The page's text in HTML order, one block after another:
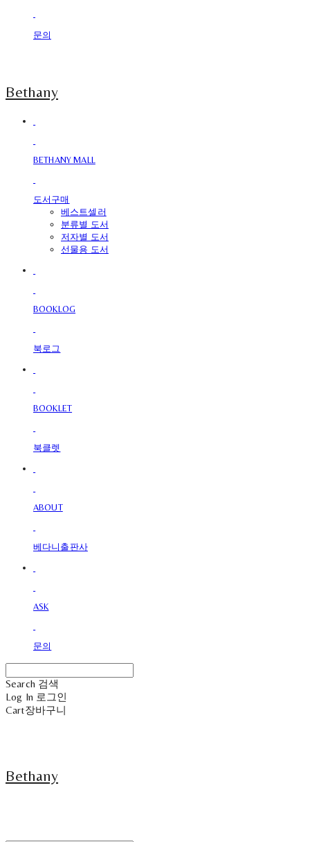
문의
Bethany
BETHANY MALL
도서구매
베스트셀러
분류별 도서
저자별 도서
선물용 도서
BOOKLOG
북로그
BOOKLET
북클렛
ABOUT
베다니출판사
ASK
문의
Search 검색
Log In 로그인
Cart장바구니
Bethany